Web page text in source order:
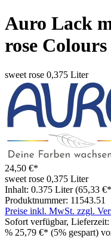
Auro Lack
rose
sweet rose 0,375 Liter
24,50 €*
sweet rose 0,375 Liter
Inhalt: 0.375 Liter (65,33
Produktnummer: 11543.51
Preise inkl. MwSt. zzgl.
Sofort verfügbar, Lieferzeit:
% 25,79 €* (5% gespart)